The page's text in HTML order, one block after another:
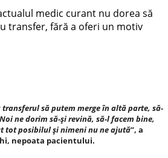
medic curant nu dorea să
transfer, fără a oferi un motiv
să putem merge în altă parte, să-
ne dorim să-și revină, să-l facem bine,
tot posibilul și nimeni nu ne ajută”, a
nepoata pacientului.